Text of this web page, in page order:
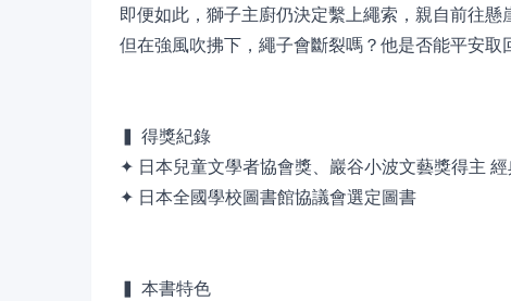
即便如此，獅子主廚仍決定繫上繩索，親自前往懸
但在強風吹拂下，繩子會斷裂嗎？他是否能平安取
▍ 得獎紀錄
✦ 日本兒童文學者協會獎、巖谷小波文藝獎得主
✦ 日本全國學校圖書館協議會選定圖書
▍ 本書特色